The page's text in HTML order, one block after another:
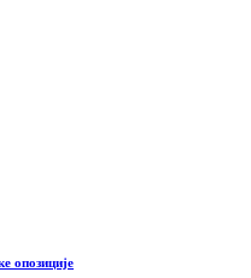
опозиције